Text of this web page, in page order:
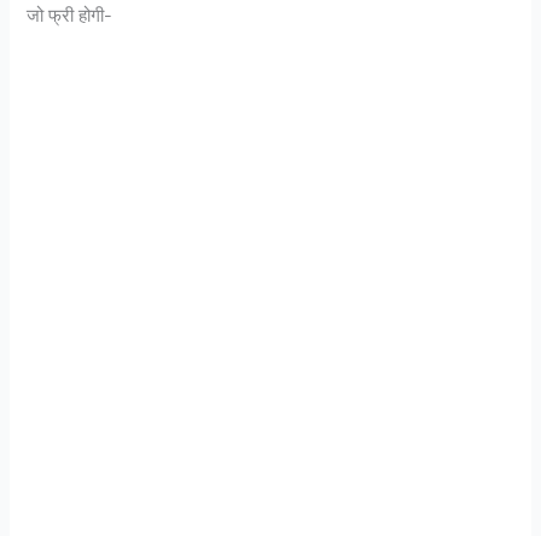
जो फ्री होगी-